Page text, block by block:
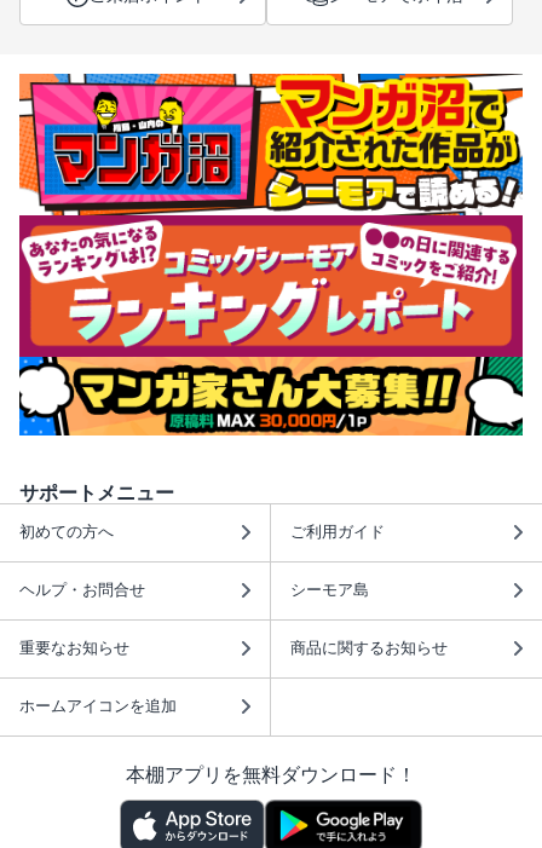
サポートメニュー
初めての方へ ご利用ガイド
ヘルプ・お問合せ シーモア島
重要なお知らせ 商品に関するお知らせ
ホームアイコンを追加
本棚アプリを無料ダウンロード！